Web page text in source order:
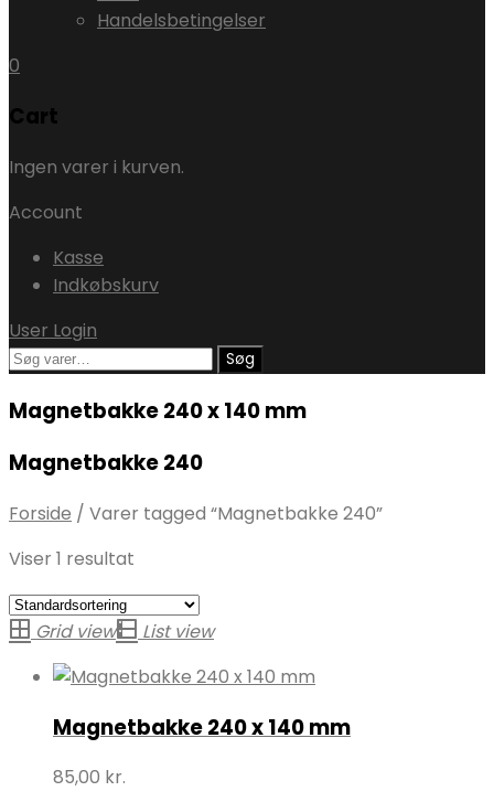
Handelsbetingelser
0
Cart
Ingen varer i kurven.
Account
Kasse
Indkøbskurv
User Login
Søg
Søg
Magnetbakke 240 x 140 mm
Magnetbakke 240
Forside / Varer tagged “Magnetbakke 240”
Viser 1 resultat
Grid view List view
Magnetbakke 240 x 140 mm
85,00 kr.